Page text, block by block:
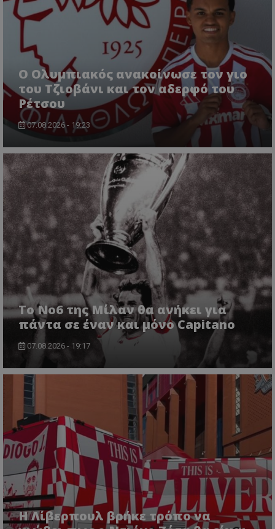
Ο Ολυμπιακός ανακοίνωσε τον γιο
του Τζιοβάνι και τον αδερφό του
Ρέτσου
07.08.2026 - 19:23
Το No6 της Μίλαν θα ανήκει για
πάντα σε έναν και μόνο Capitano
07.08.2026 - 19:17
Η Λίβερπουλ βρήκε τρόπο να